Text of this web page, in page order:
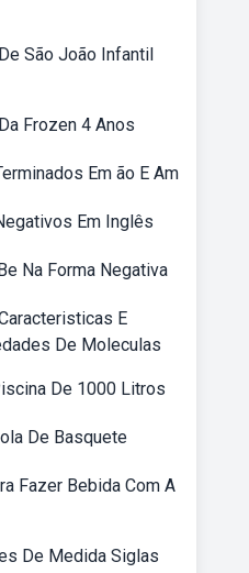
São João Infantil
Frozen 4 Anos
Em ão E Am
Em Inglês
Na Forma Negativa
E
De Moleculas
De 1000 Litros
De Basquete
Fazer Bebida Com A
De Medida Siglas